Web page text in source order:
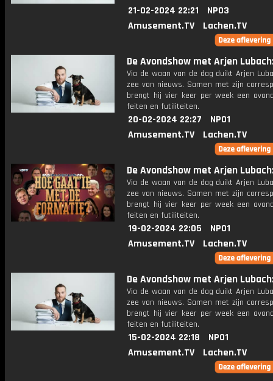
21-02-2024 22:21
NPO3
Amusement.TV
Lachen.TV
De Avondshow met Arjen
Via de waan van de dag duikt Arjen
zee van nieuws. Samen met zijn
brengt hij vier keer per week een
feiten en futiliteiten.
20-02-2024 22:27
NPO1
Amusement.TV
Lachen.TV
De Avondshow met Arjen
Via de waan van de dag duikt Arjen
zee van nieuws. Samen met zijn
brengt hij vier keer per week een
feiten en futiliteiten.
19-02-2024 22:05
NPO1
Amusement.TV
Lachen.TV
De Avondshow met Arjen
Via de waan van de dag duikt Arjen
zee van nieuws. Samen met zijn
brengt hij vier keer per week een
feiten en futiliteiten.
15-02-2024 22:18
NPO1
Amusement.TV
Lachen.TV